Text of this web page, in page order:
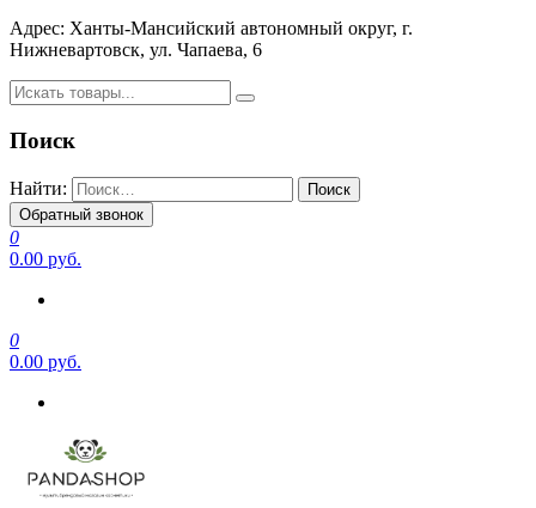
Адрес: Ханты-Мансийский автономный округ, г.
Нижневартовск, ул. Чапаева, 6
Поиск
Найти:
Обратный звонок
0
0.00 руб.
0
0.00 руб.